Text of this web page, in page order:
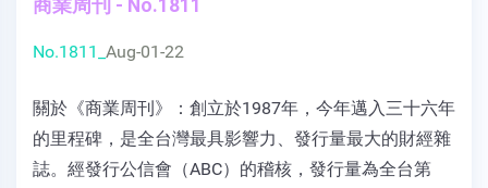
商業周刊 - No.1811
No.1811_ Aug-01-22
關於《商業周刊》：創立於1987年，今年邁入三十六年
的里程碑，是全台灣最具影響力、發行量最大的財經雜
誌。經發行公信會（ABC）的稽核，發行量為全台第